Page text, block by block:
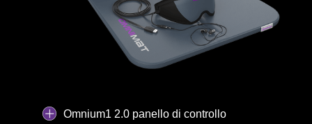
Omnium1 2.0 panello di controllo